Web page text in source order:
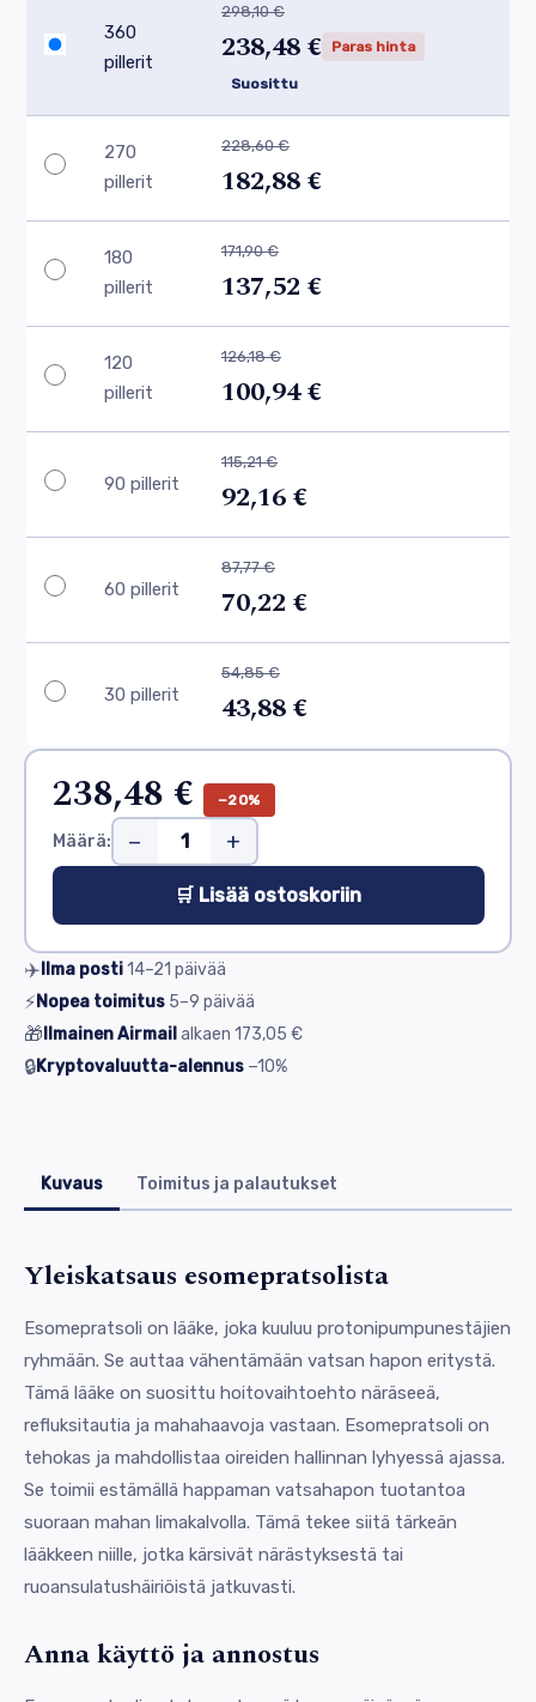
360
pillerit
298,10 €
238,48 € Paras hinta
Suosittu
270
pillerit
228,60 €
182,88 €
180
pillerit
171,90 €
137,52 €
120
pillerit
126,18 €
100,94 €
90 pillerit
115,21 €
92,16 €
60 pillerit
87,77 €
70,22 €
30 pillerit
54,85 €
43,88 €
238,48 € −20%
Määrä: − +
🛒 Lisää ostoskoriin
✈️Ilma posti14–21 päivää
⚡Nopea toimitus 5–9 päivää
🎁Ilmainen Airmailalkaen 173,05 €
🔒Kryptovaluutta-alennus −10%
Kuvaus Toimitus ja palautukset
Yleiskatsaus esomepratsolista
Esomepratsoli on lääke, joka kuuluu protonipumpunestäjien
ryhmään. Se auttaa vähentämään vatsan hapon eritystä.
Tämä lääke on suosittu hoitovaihtoehto näräseeä,
refluksitautia ja mahahaavoja vastaan. Esomepratsoli on
tehokas ja mahdollistaa oireiden hallinnan lyhyessä ajassa.
Se toimii estämällä happaman vatsahapon tuotantoa
suoraan mahan limakalvolla. Tämä tekee siitä tärkeän
lääkkeen niille, jotka kärsivät närästyksestä tai
ruoansulatushäiriöistä jatkuvasti.
Anna käyttö ja annostus